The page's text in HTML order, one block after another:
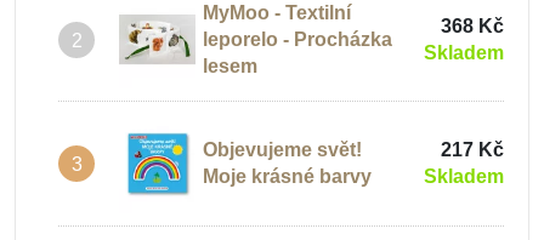
2
MyMoo - Textilní
leporelo - Procházka
lesem
368 Kč
Skladem
3
Objevujeme svět!
Moje krásné barvy
217 Kč
Skladem